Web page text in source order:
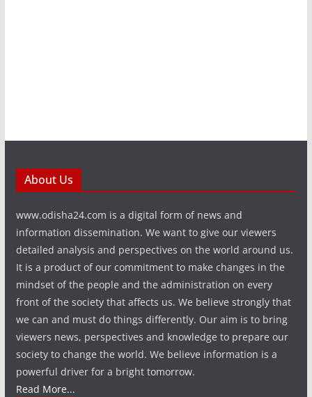
About Us
www.odisha24.com is a digital form of news and
information dissemination. We want to give our viewers
detailed analysis and perspectives on the world around us.
It is a product of our commitment to make changes in the
mindset of the people and the administration on every
front of the society that affects us. We believe strongly that
we can and must do things differently. Our aim is to bring
viewers news, perspectives and knowledge to prepare our
society to change the world. We believe information is a
powerful driver for a bright tomorrow.
Read More...